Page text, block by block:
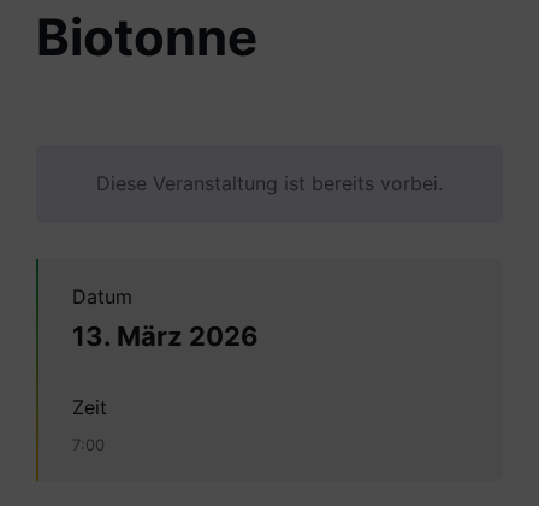
Biotonne
Diese Veranstaltung ist bereits vorbei.
Datum
13. März 2026
Zeit
7:00